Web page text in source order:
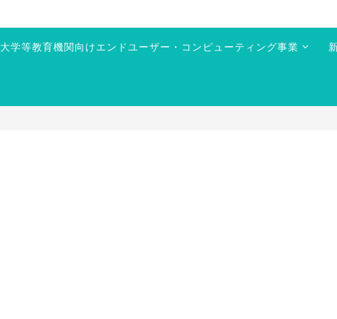
大学等教育機関向けエンドユーザー・コンピューティング事業